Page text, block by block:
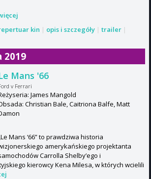
kin | opis i szczegóły | trailer |
2019
Mans '66
v Ferrari
James Mangold
Christian Bale, Caitriona Balfe, Matt
„Le Mans ‘66” to prawdziwa historia
amerykańskiego projektanta
Carrolla Shelby’ego i
kierowcy Kena Milesa, w których wcielili